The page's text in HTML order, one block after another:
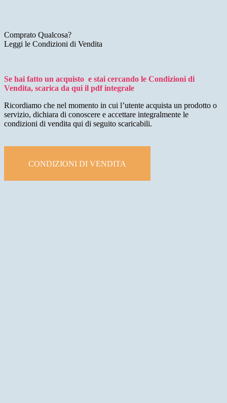
Comprato Qualcosa?
Leggi le Condizioni di Vendita
Se hai fatto un acquisto e stai cercando le Condizioni di
Vendita, scarica da qui il pdf integrale
Ricordiamo che nel momento in cui l’utente acquista un prodotto o
servizio, dichiara di conoscere e accettare integralmente le
condizioni di vendita qui di seguito scaricabili.
CONDIZIONI DI VENDITA